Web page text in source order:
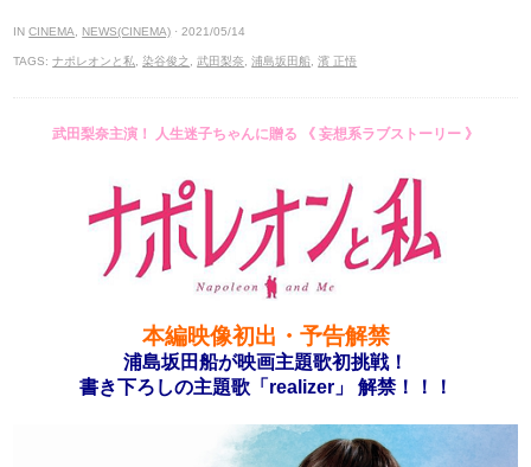
INCINEMA NEWS(CINEMA) · 2021/05/14
TAGS:ナポレオンと私 ,染谷俊之 ,武田梨奈 ,浦島坂田船 ,濱 正悟
武田梨奈主演！ 人生迷子ちゃんに贈る 《 妄想系ラブストーリー 》
本編映像初出・予告解禁
浦島坂田船が映画主題歌初挑戦！
書き下ろしの主題歌「realizer」 解禁！！！